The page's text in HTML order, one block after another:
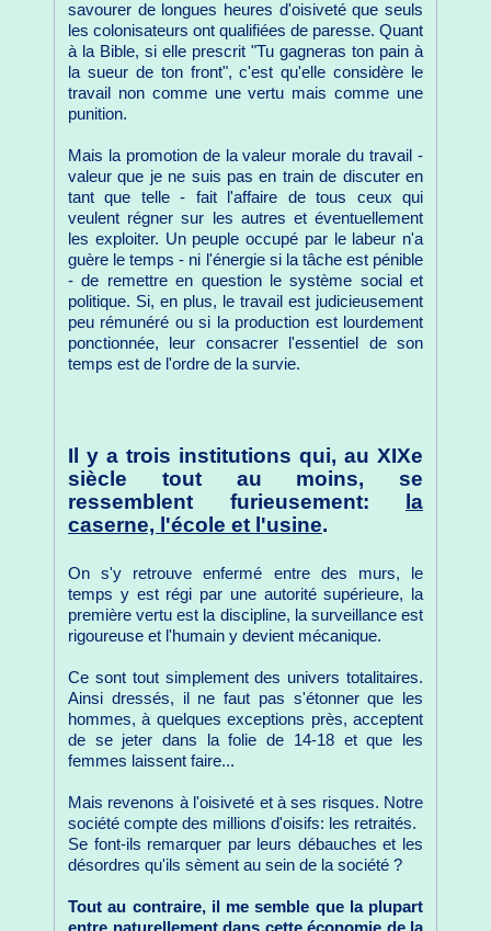
savourer de longues heures d'oisiveté que seuls
les colonisateurs ont qualifiées de paresse. Quant
à la Bible, si elle prescrit "Tu gagneras ton pain à
la sueur de ton front", c'est qu'elle considère le
travail non comme une vertu mais comme une
punition.
Mais la promotion de la valeur morale du travail -
valeur que je ne suis pas en train de discuter en
tant que telle - fait l'affaire de tous ceux qui
veulent régner sur les autres et éventuellement
les exploiter. Un peuple occupé par le labeur n'a
guère le temps - ni l'énergie si la tâche est pénible
- de remettre en question le système social et
politique. Si, en plus, le travail est judicieusement
peu rémunéré ou si la production est lourdement
ponctionnée, leur consacrer l'essentiel de son
temps est de l'ordre de la survie.
Il y a trois institutions qui, au XIXe
siècle tout au moins, se
ressemblent furieusement: la
caserne, l'école et l'usine.
On s'y retrouve enfermé entre des murs, le
temps y est régi par une autorité supérieure, la
première vertu est la discipline, la surveillance est
rigoureuse et l'humain y devient mécanique.
Ce sont tout simplement des univers totalitaires.
Ainsi dressés, il ne faut pas s'étonner que les
hommes, à quelques exceptions près, acceptent
de se jeter dans la folie de 14-18 et que les
femmes laissent faire...
Mais revenons à l'oisiveté et à ses risques. Notre
société compte des millions d'oisifs: les retraités.
Se font-ils remarquer par leurs débauches et les
désordres qu'ils sèment au sein de la société ?
Tout au contraire, il me semble que la plupart
entre naturellement dans cette économie de la